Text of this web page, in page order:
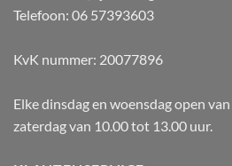
Telefoon: 06 57393603
KvK nummer: 20077896
Elke dinsdag en woensdag open
zaterdag van 10.00 tot 13.00 uur.